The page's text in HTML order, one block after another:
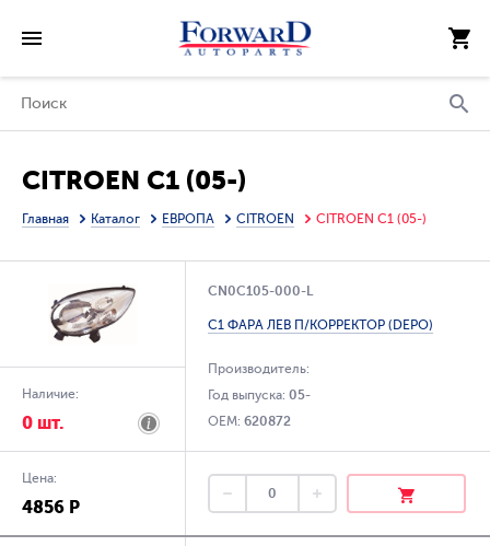
CITROEN C1 (05-)
Главная Каталог ЕВРОПА CITROEN CITROEN C1 (05-)
Наличие:
0 шт.
CN0C105-000-L
C1 ФАРА ЛЕВ П/КОРРЕКТОР (DEPO)
Производитель:
Год выпуска:05-
OEM:620872
Цена:
4856 Р